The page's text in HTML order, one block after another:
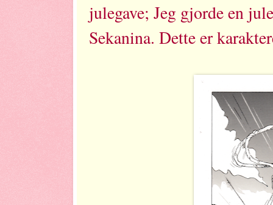
julegave; Jeg gjorde en
Sekanina. Dette er